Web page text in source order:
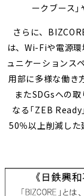
ークブース」
さらに、
は、Wi-Fiや電源環
ュニケーションス
用部に多様な働き
またSDGsへの取
なる「ZEB Ready
50％以上削減した